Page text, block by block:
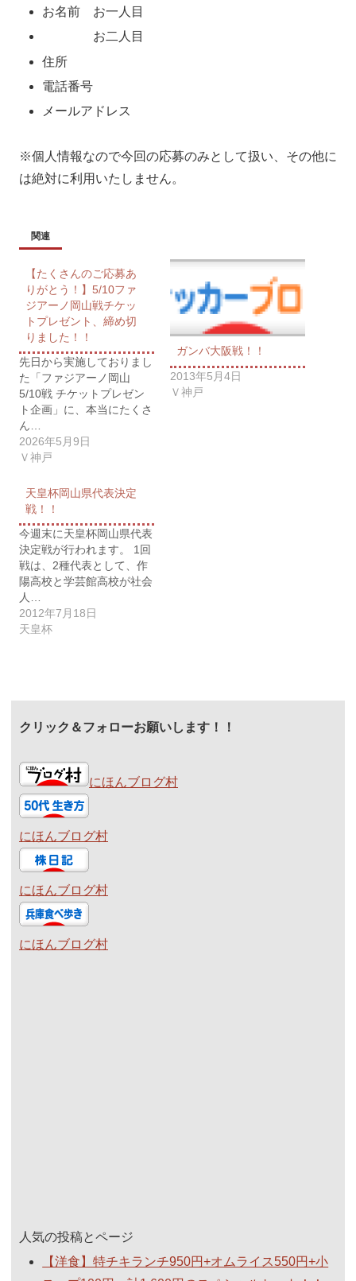
お名前 お一人目
お二人目
住所
電話番号
メールアドレス
※個人情報なので今回の応募のみとして扱い、その他に
は絶対に利用いたしません。
関連
【たくさんのご応募あ
りがとう！】5/10ファ
ジアーノ岡山戦チケッ
トプレゼント、締め切
りました！！
先日から実施しておりまし
た「ファジアーノ岡山
5/10戦 チケットプレゼン
ト企画」に、本当にたくさ
ん…
2026年5月9日
Ｖ神戸
ガンバ大阪戦！！
2013年5月4日
Ｖ神戸
天皇杯岡山県代表決定
戦！！
今週末に天皇杯岡山県代表
決定戦が行われます。 1回
戦は、2種代表として、作
陽高校と学芸館高校が社会
人…
2012年7月18日
天皇杯
クリック＆フォローお願いします！！
にほんブログ村
にほんブログ村
にほんブログ村
にほんブログ村
人気の投稿とページ
【洋食】特チキランチ950円+オムライス550円+小